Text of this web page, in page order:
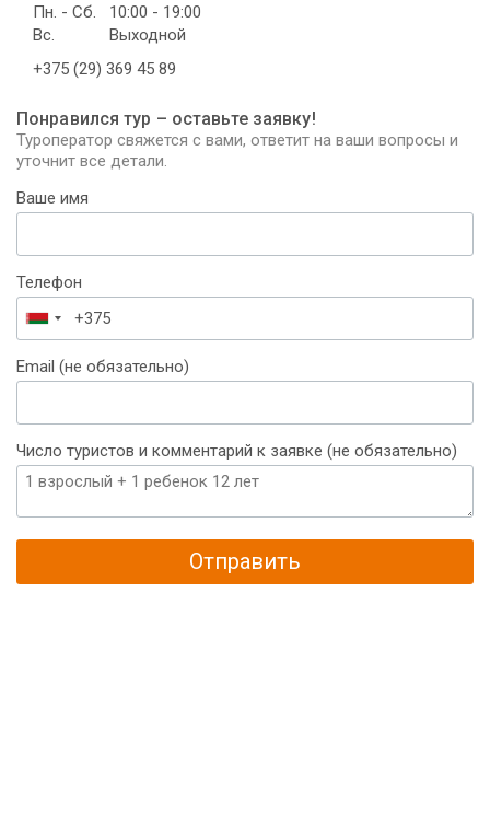
Пн. - Сб.
10:00 - 19:00
Вс.
Выходной
+375 (29) 369 45 89
Понравился тур – оставьте заявку!
Туроператор свяжется с вами, ответит на ваши вопросы и
уточнит все детали.
Ваше имя
Телефон
Беларусь
+375
Email (не обязательно)
Число туристов и комментарий к заявке (не обязательно)
Отправить